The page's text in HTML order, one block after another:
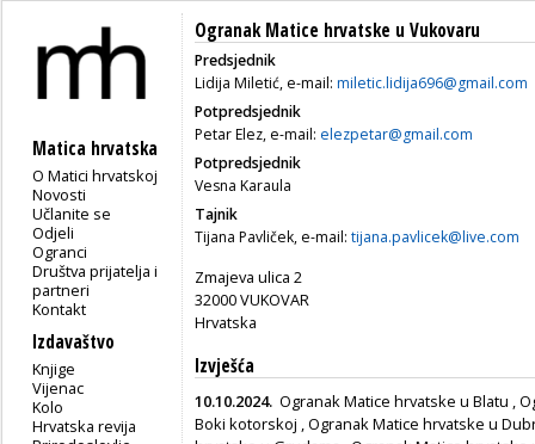
Matica hrvatska
O Matici hrvatskoj
Novosti
Učlanite se
Odjeli
Ogranci
Društva prijatelja i
partneri
Kontakt
Izdavaštvo
Knjige
Vijenac
Kolo
Hrvatska revija
Ogranak Matice hrvatske u Vukovaru
Predsjednik
Lidija Miletić, e-mail: miletic.lidija696@gmail.com
Potpredsjednik
Petar Elez, e-mail: elezpetar@gmail.com
Potpredsjednik
Vesna Karaula
Tajnik
Tijana Pavliček, e-mail: tijana.pavlicek@live.com
Zmajeva ulica 2
32000 VUKOVAR
Hrvatska
Izvješća
10.10.2024. Ogranak Matice hrvatske u Blatu ,
Boki kotorskoj ,Ogranak Matice hrvatske u